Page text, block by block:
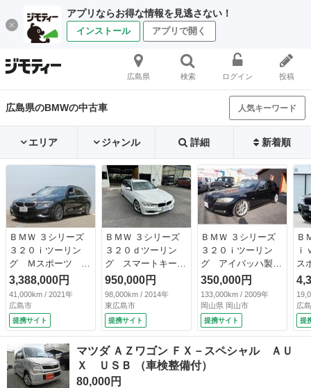
アプリならお得な情報を見逃さない！
インストール アプリで開く
広島県 検索 ログイン 投稿
広島県のBMWの中古車 人気キーワード
エリア ジャンル 詳細 新着順
ＢＭＷ ３シリーズ
３２０ｉツーリン
グ Ｍスポーツ ハ
イラインパッケー
ジ コンフォートＰ
ＫＧ ハイラインＰ
ＫＧ Ａｐｐｌｅ
Ｃａｒ Ｐｌａｙ
禁煙車 フルセグ
ＬＥＤライト １８
ＡＷ ＰＤＣ Ａト
ランク 黒革 アク
3,388,000円
41,000km / 2021年
広島市
提携サイト
ＢＭＷ ３シリーズ
３２０ｄツーリン
グ スマートキー
プッシュスタート
Ｂｌｕｅｔｏｏｔ
ｈ ドラレコ バッ
クカメラ ローダウ
ン 新品車高調 パ
ワーバックドア パ
ワーシート ＥＴＣ
（検9.6）
950,000円
98,000km / 2014年
東広島市
提携サイト
ＢＭＷ ３シリーズ
３２０ｉツーリン
グ アイバッハ製ダ
ウンサス／純正１８
インチアルミ／ＨＩ
Ｄヘッドライト／Ｈ
ＤＤナビ＆地デジＴ
Ｖ／バックモニター
ーダー／ルーフレー
ル／ブラックグリル
350,000円
133,000km / 2009年
岡山県 岡山市
提携サイト
Ｂ
ス
イ
ル
ン
ー
ク
広
提
マツダ ＡＺワゴン ＦＸ－スペシャル ＡＵ
Ｘ ＵＳＢ （車検整備付）
80,000円